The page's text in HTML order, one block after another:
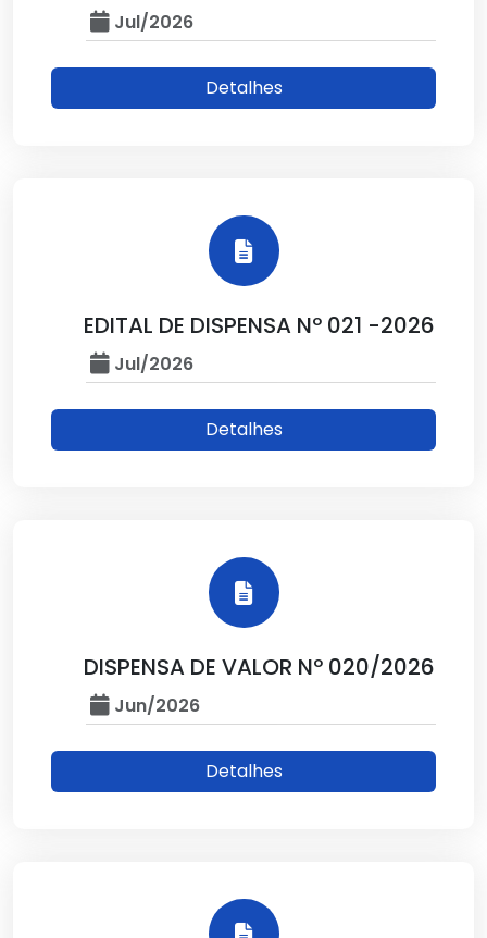
Jul/2026
Detalhes
EDITAL DE DISPENSA Nº 021 -2026
Jul/2026
Detalhes
DISPENSA DE VALOR Nº 020/2026
Jun/2026
Detalhes